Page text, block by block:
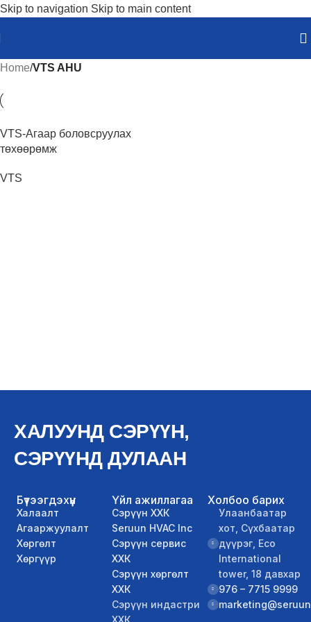
Skip to navigation Skip to main content
Home/VTS AHU
VTS-Агаар боловсруулах
төхөөрөмж
VTS
ХАЛУУНД СЭРҮҮН,
СЭРҮҮНД ДУЛААН
Бүтээгдэхүүн
Халаалт
Агааржуулалт
Хөргөлт
Хөргүүр
Үйл ажиллагаа
Сэрүүн ХХК
Seruun HVAC Inc
Сэрүүн сервис
ХХК
Сэрүүн хөргөлт
ХХК
Сэрүүн индастри
ХХК
Холбоо барих
Улаанбаатар
хот, Сүхбаатар
дүүрэг, Eco
International
tower, 18 давхар
976 – 7715 9999